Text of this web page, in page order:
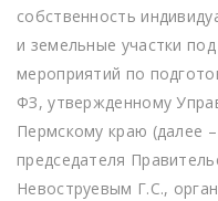
собственность
и земельные участки
мероприятий по
ФЗ, утвержденному
Пермскому краю (далее
председателя
Невоструевым Г.С.,